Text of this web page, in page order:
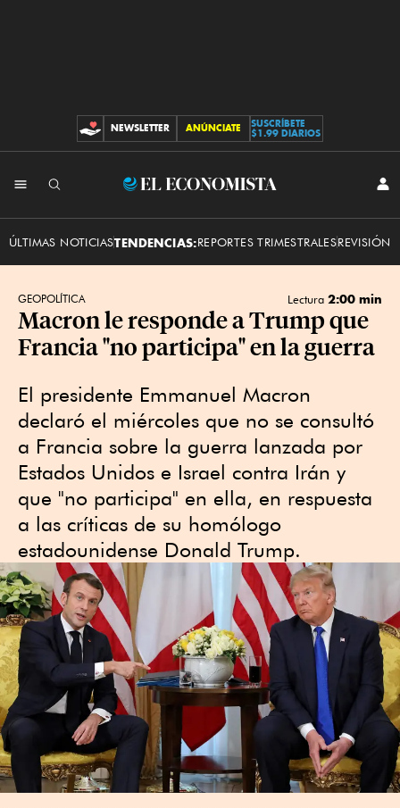
CONTRIBUCIONES
NEWSLETTER ANÚNCIATE
SUSCRÍBETE
$1.99 DIARIOS
El
ÚLTIMAS NOTICIASTENDENCIAS:REPORTES TRIMESTRALESREVISIÓN
GEOPOLÍTICA Lectura 2:00 min
Macron le responde a Trump que
Francia "no participa" en la guerra
El presidente Emmanuel Macron
declaró el miércoles que no se consultó
a Francia sobre la guerra lanzada por
Estados Unidos e Israel contra Irán y
que "no participa" en ella, en respuesta
a las críticas de su homólogo
estadounidense Donald Trump.